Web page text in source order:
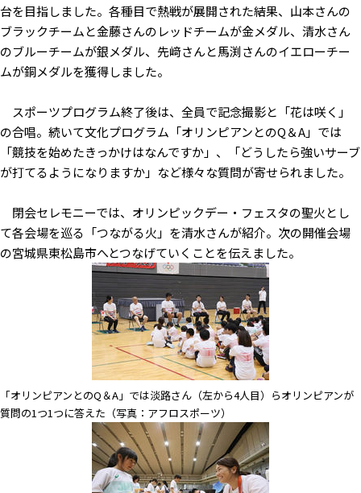
台を目指しました。各種目で熱戦が展開された結果、山本さんの
ブラックチームと金藤さんのレッドチームが金メダル、清水さん
のブルーチームが銀メダル、先﨑さんと馬渕さんのイエローチー
ムが銅メダルを獲得しました。
スポーツプログラム終了後は、全員で記念撮影と「花は咲く」
の合唱。続いて文化プログラム「オリンピアンとのQ＆A」では
「競技を始めたきっかけはなんですか」、「どうしたら強いサーブ
が打てるようになりますか」など様々な質問が寄せられました。
閉会セレモニーでは、オリンピックデー・フェスタの聖火とし
て各会場を巡る「つながる火」を清水さんが紹介。次の開催会場
の宮城県東松島市へとつなげていくことを伝えました。
「オリンピアンとのQ＆A」では淡路さん（左から4人目）らオリンピアンが
質問の1つ1つに答えた（写真：アフロスポーツ）